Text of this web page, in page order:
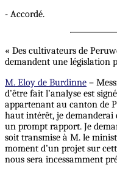
- Accordé.
« Des cultivateurs de
demandent une législation
M. Eloy de Burdinne –
d’être fait l’analyse est
appartenant au canton de
haut intérêt, je
un prompt rapport. Je
soit transmise à M. le
moment d’un projet sur
nous sera incessamment